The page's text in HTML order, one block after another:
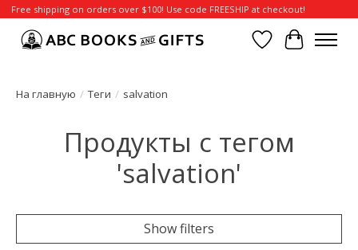
Free shipping on orders over $100! Use code FREESHIP at checkout!
Отложенные
Корзина
На главную / Теги / salvation
Продукты с тегом
'salvation'
Show filters